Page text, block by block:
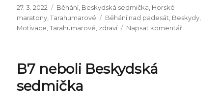
Publikováno:
27. 3. 2022 Rubriky:
Běhání, Beskydská sedmička Horské
maratony ,Tarahumarové Štítky:
Běhání nad padesát Beskydy
Motivace ,Tarahumarové zdraví Napsat komentářpro
B7 neboli Beskydská
sedmička